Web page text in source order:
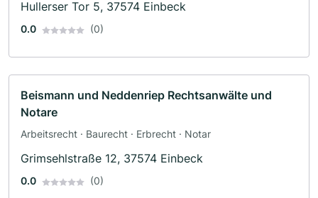
Hullerser Tor 5, 37574 Einbeck
0.0 (0)
Beismann und Neddenriep Rechtsanwälte und
Notare
Arbeitsrecht · Baurecht · Erbrecht · Notar
Grimsehlstraße 12, 37574 Einbeck
0.0 (0)